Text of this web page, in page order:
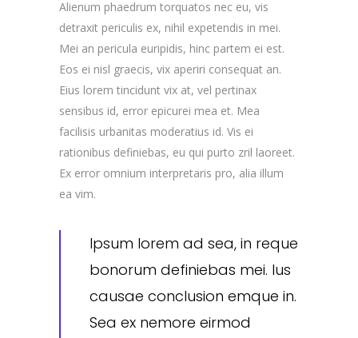
Alienum phaedrum torquatos nec eu, vis
detraxit periculis ex, nihil expetendis in mei.
Mei an pericula euripidis, hinc partem ei est.
Eos ei nisl graecis, vix aperiri consequat an.
Eius lorem tincidunt vix at, vel pertinax
sensibus id, error epicurei mea et. Mea
facilisis urbanitas moderatius id. Vis ei
rationibus definiebas, eu qui purto zril laoreet.
Ex error omnium interpretaris pro, alia illum
ea vim.
Ipsum lorem ad sea, in reque
bonorum definiebas mei. Ius
causae conclusion emque in.
Sea ex nemore eirmod